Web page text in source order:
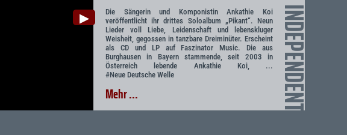
▶ INDEPENDENT
Die Sängerin und Komponistin Ankathie Koi
veröffentlicht ihr drittes Soloalbum „Pikant“. Neun
Lieder voll Liebe, Leidenschaft und lebenskluger
Weisheit, gegossen in tanzbare Dreiminüter. Erscheint
als CD und LP auf Faszinator Music. Die aus
Burghausen in Bayern stammende, seit 2003 in
Österreich lebende Ankathie Koi, ...
#Neue Deutsche Welle
Mehr ...